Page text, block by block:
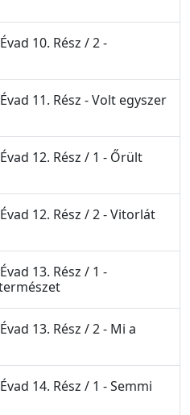
10. Rész / 2 -
11. Rész - Volt egyszer
12. Rész / 1 - Őrült
12. Rész / 2 - Vitorlát
13. Rész / 1 -
13. Rész / 2 - Mi a
14. Rész / 1 - Semmi